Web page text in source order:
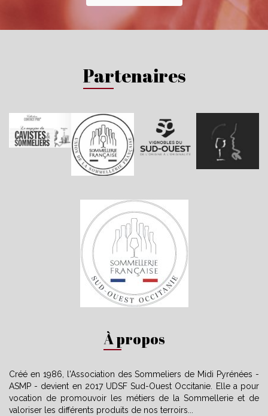
Partenaires
À propos
Créé en 1986, l'Association des Sommeliers de Midi Pyrénées -
ASMP - devient en 2017 UDSF Sud-Ouest Occitanie. Elle a pour
vocation de promouvoir les métiers de la Sommellerie et de
valoriser les différents produits de nos terroirs...